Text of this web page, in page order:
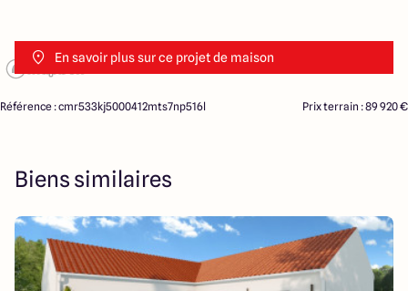
En savoir plus sur ce projet de maison
Référence : cmr533kj5000412mts7np516l Prix terrain : 89 920 €
Biens similaires